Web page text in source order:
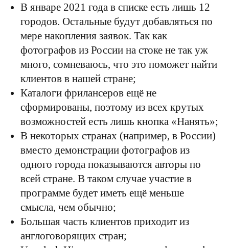
В январе 2021 года в списке есть лишь 12
городов. Остальные будут добавляться по
мере накопления заявок. Так как
фотографов из России на стоке не так уж
много, сомневаюсь, что это поможет найти
клиентов в нашей стране;
Каталоги фрилансеров ещё не
сформированы, поэтому из всех крутых
возможностей есть лишь кнопка «Нанять»;
В некоторых странах (например, в России)
вместо демонстрации фотографов из
одного города показываются авторы по
всей стране. В таком случае участие в
программе будет иметь ещё меньше
смысла, чем обычно;
Большая часть клиентов приходит из
англоговорящих стран;